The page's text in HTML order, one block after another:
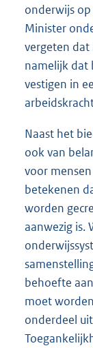
onderwijs
Minister
vergeten
namelijk dat
vestigen in
Naast het
ook van
voor
betekenen
worden
aanwezig is.
behoefte
moet
onderdeel